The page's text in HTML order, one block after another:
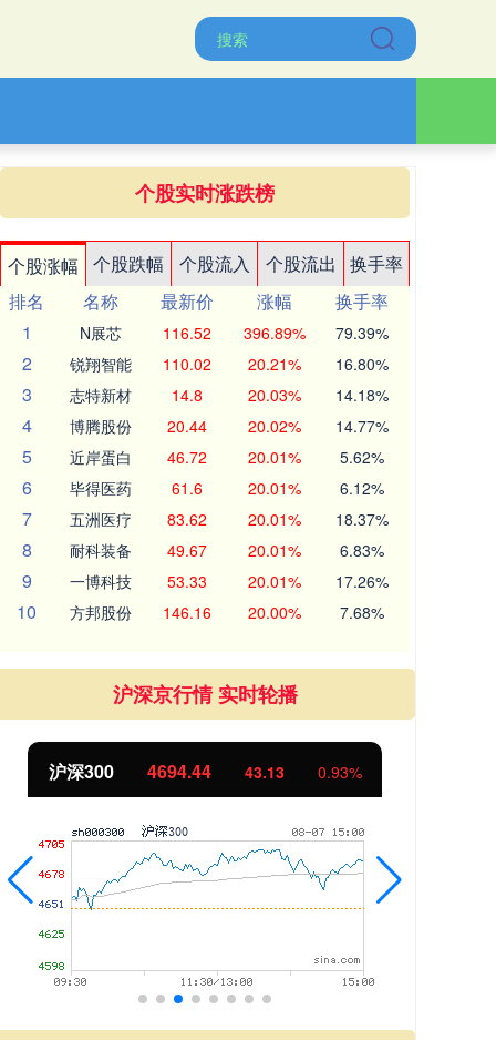
个股实时涨跌榜
个股涨幅 个股跌幅 个股流入 个股流出
换手率
排名
名称 最新价 涨幅
换手率
1
N展芯 116.52 396.89% 79.39%
2 锐翔智能 110.02 20.21% 16.80%
3 志特新材 14.8 20.03% 14.18%
4 博腾股份 20.44 20.02% 14.77%
5 近岸蛋白 46.72 20.01% 5.62%
6 毕得医药 61.6 20.01% 6.12%
7 五洲医疗 83.62 20.01% 18.37%
8 耐科装备 49.67 20.01% 6.83%
9 一博科技 53.33 20.01% 17.26%
10 方邦股份 146.16 20.00% 7.68%
沪深京行情 实时轮播
沪深300 4694.44 43.13 0.93%